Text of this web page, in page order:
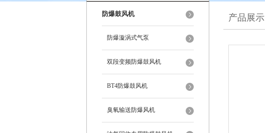
防爆鼓风机
防爆漩涡式气泵
双段变频防爆鼓风机
BT4防爆鼓风机
臭氧输送防爆风机
产品展示